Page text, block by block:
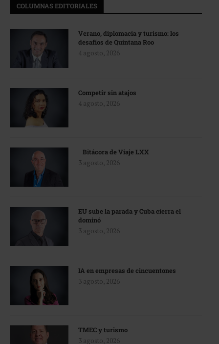
COLUMNAS EDITORIALES
Verano, diplomacia y turismo: los
desafíos de Quintana Roo
4 agosto, 2026
Competir sin atajos
4 agosto, 2026
Bitácora de Viaje LXX
3 agosto, 2026
EU sube la parada y Cuba cierra el
dominó
3 agosto, 2026
IA en empresas de cincuentones
3 agosto, 2026
TMEC y turismo
3 agosto, 2026